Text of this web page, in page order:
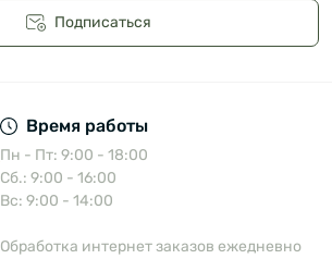
Подписаться
Время работы
Пн - Пт: 9:00 - 18:00
Сб.: 9:00 - 16:00
Вс: 9:00 - 14:00
Обработка интернет заказов ежедневно